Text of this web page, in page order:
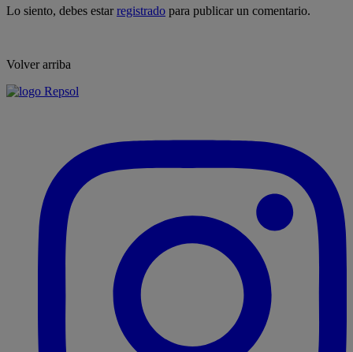
Lo siento, debes estarregistrado para publicar un comentario.
Volver arriba